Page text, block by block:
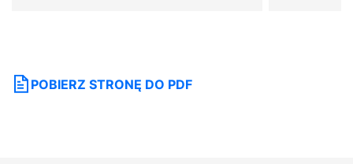
POBIERZ STRONĘ DO PDF